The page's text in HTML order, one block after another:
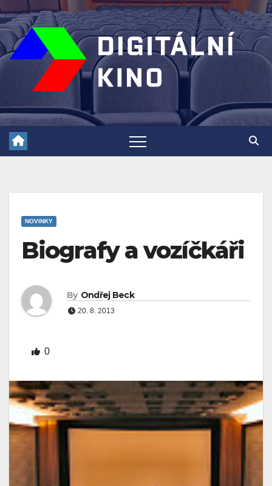
Skip
to
content
NOVINKY
Biografy a vozíčkáři
By Ondřej Beck
20. 8. 2013
0